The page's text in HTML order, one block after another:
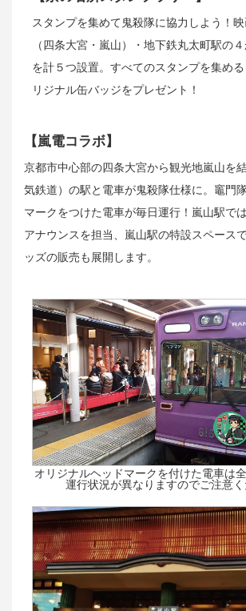
スタンプを集めて鬼殺隊に協力しよう！
（四条大宮・嵐山）・地下鉄丸太町駅の
を計５つ設置。すべてのスタンプを集め
リジナル缶バッジをプレゼント！
【嵐電コラボ】
京都市中心部の四条大宮から観光地嵐山を
気鉄道）の駅と電車が鬼殺隊仕様に。竈門
マークをつけた電車が毎日運行！嵐山駅で
アナウンスを担当、嵐山駅の特設スペース
ッズの販売も展開します。
オリジナルヘッドマークを付けた電車は
運行状況が異なりますのでご注意